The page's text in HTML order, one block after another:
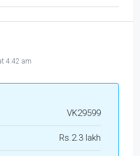
4:42 am
VK29599
Rs.2.3 lakh